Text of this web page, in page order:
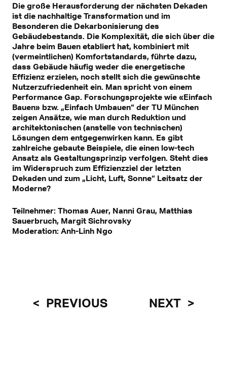
Die große Herausforderung der nächsten Dekaden
ist die nachhaltige Transformation und im
Besonderen die Dekarbonisierung des
Gebäudebestands. Die Komplexität, die sich über die
Jahre beim Bauen etabliert hat, kombiniert mit
(vermeintlichen) Komfortstandards, führte dazu,
dass Gebäude häufig weder die energetische
Effizienz erzielen, noch stellt sich die gewünschte
Nutzerzufriedenheit ein. Man spricht von einem
Performance Gap. Forschungsprojekte wie «Einfach
Bauen» bzw. „Einfach Umbauen“ der TU München
zeigen Ansätze, wie man durch Reduktion und
architektonischen (anstelle von technischen)
Lösungen dem entgegenwirken kann. Es gibt
zahlreiche gebaute Beispiele, die einen low-tech
Ansatz als Gestaltungsprinzip verfolgen. Steht dies
im Widerspruch zum Effizienzziel der letzten
Dekaden und zum „Licht, Luft, Sonne“ Leitsatz der
Moderne?
Teilnehmer: Thomas Auer, Nanni Grau, Matthias
Sauerbruch, Margit Sichrovsky
Moderation: Anh-Linh Ngo
PREVIOUS NEXT